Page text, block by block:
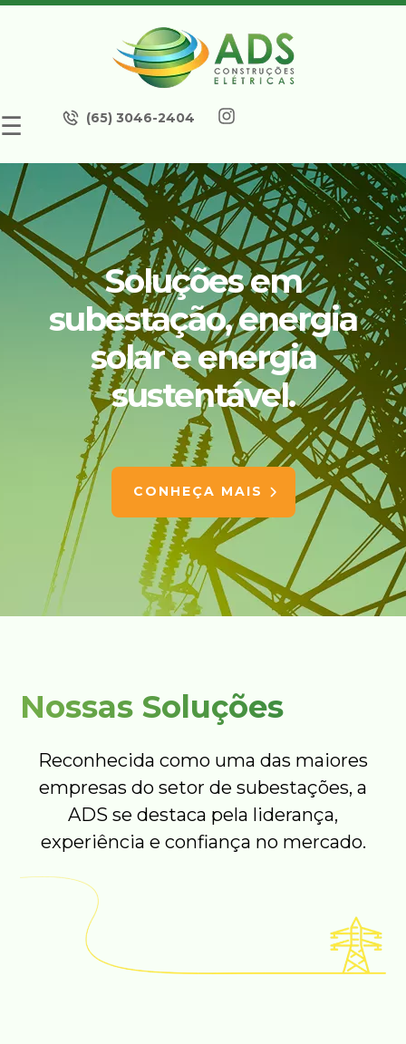
☰ (65) 3046-2404
Soluções em
subestação, energia
solar e energia
sustentável.
CONHEÇA MAIS
Nossas Soluções
Reconhecida como uma das maiores
empresas do setor de subestações, a
ADS se destaca pela liderança,
experiência e confiança no mercado.